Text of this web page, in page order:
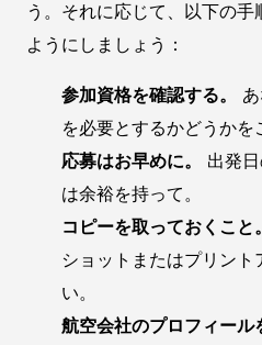
う。それに応じて、以下の
ようにしましょう：
参加資格を確認する。
を必要とするかどうかを
応募はお早めに。 出発
は余裕を持って。
コピーを取っておくこと
ショットまたはプリント
い。
航空会社のプロフィール